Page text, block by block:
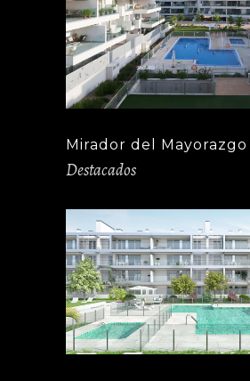
Mirador del Mayorazgo
Destacados